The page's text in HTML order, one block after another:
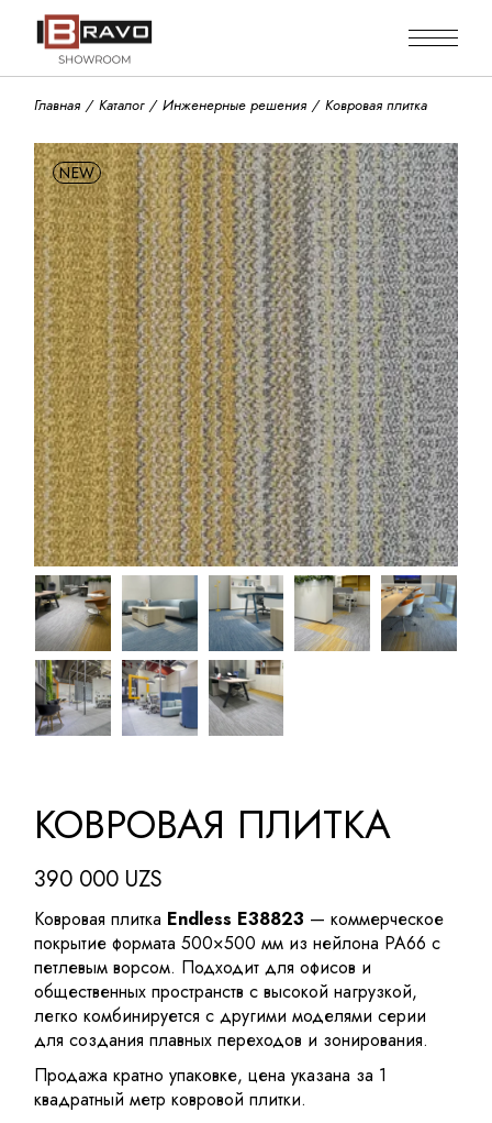
Главная Каталог Инженерные решения Ковровая плитка
NEW
КОВРОВАЯ ПЛИТКА
390 000 UZS
Ковровая плитка Endless E38823 — коммерческое
покрытие формата 500×500 мм из нейлона PA66 с
петлевым ворсом. Подходит для офисов и
общественных пространств с высокой нагрузкой,
легко комбинируется с другими моделями серии
для создания плавных переходов и зонирования.
Продажа кратно упаковке, цена указана за 1
квадратный метр ковровой плитки.